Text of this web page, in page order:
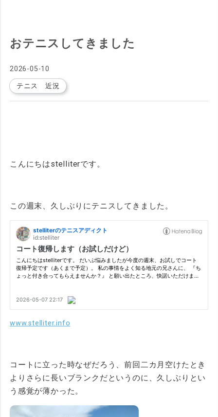
2026-05-10
おテニスしてきました
テニス 近況
こんにちはstelliterです。
この週末、久しぶりにテニスしてきました。
www.stelliter.info
コートに立った時なぜだろう、前回二カ月空けたとき
よりさらに長いブランクだというのに、久しぶりとい
う感覚が薄かった。